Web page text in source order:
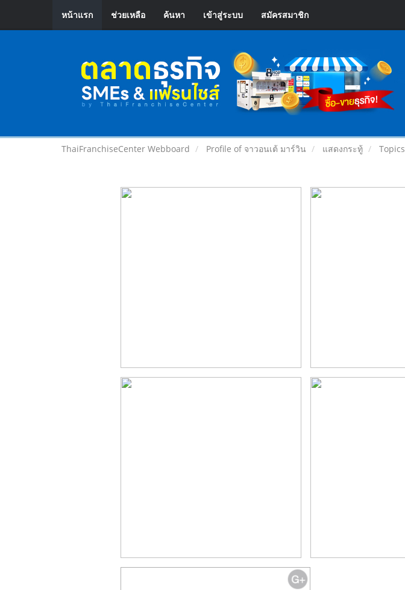
หน้าแรก ช่วยเหลือ ค้นหา เข้าสู่ระบบ สมัครสมาชิก
ThaiFranchiseCenter Webboard Profile of จาวอนเต้ มาร์วิน แสดงกระทู้ Topics